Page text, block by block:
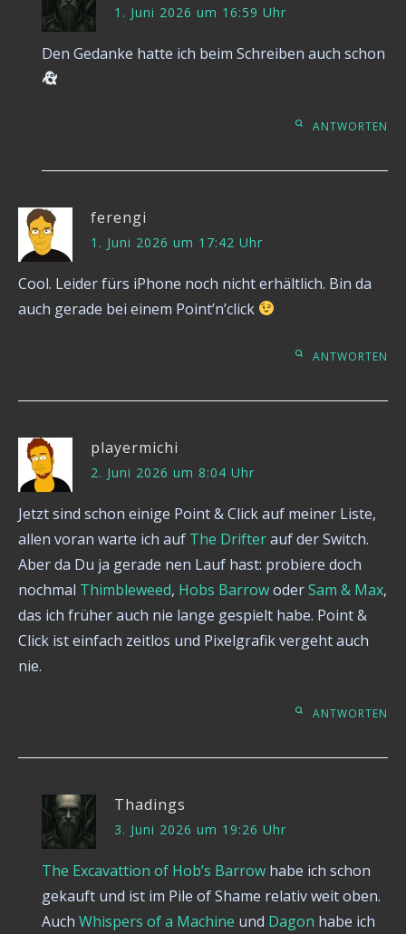
1. Juni 2026 um 16:59 Uhr
Den Gedanke hatte ich beim Schreiben auch schon
ANTWORTEN
ferengi
1. Juni 2026 um 17:42 Uhr
Cool. Leider fürs iPhone noch nicht erhältlich. Bin da
auch gerade bei einem Point’n’click
ANTWORTEN
playermichi
2. Juni 2026 um 8:04 Uhr
Jetzt sind schon einige Point & Click auf meiner Liste,
allen voran warte ich auf The Drifterauf der Switch.
Aber da Du ja gerade nen Lauf hast: probiere doch
nochmal Thimbleweed, Hobs BarrowoderSam & Max,
das ich früher auch nie lange gespielt habe. Point &
Click ist einfach zeitlos und Pixelgrafik vergeht auch
nie.
ANTWORTEN
Thadings
3. Juni 2026 um 19:26 Uhr
The Excavattion of Hob’s Barrowhabe ich schon
gekauft und ist im Pile of Shame relativ weit oben.
Auch Whispers of a Machine und Dagon habe ich